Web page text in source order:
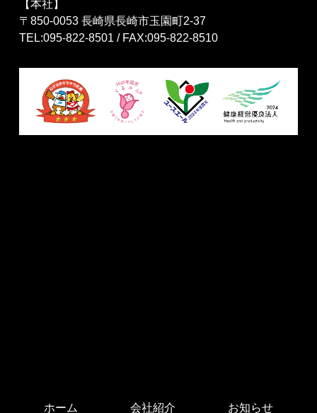
【本社】
〒850-0053 長崎県長崎市玉園町2-37
TEL:095-822-8501 / FAX:095-822-8510
ホーム 会社紹介 お知らせ